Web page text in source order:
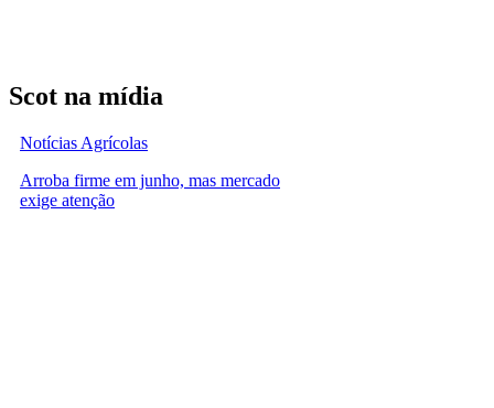
Scot na mídia
Notícias Agrícolas
Arroba firme em junho, mas mercado
exige atenção